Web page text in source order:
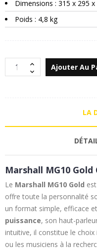
Dimensions : 315 x 295
Poids : 4,8 kg
Ajouter Au
LA
Marshall MG10
Le Marshall MG10 Gold
offre toute la personnalité
un format simple, efficace
puissance, son haut-
intuitive, il constitue le
ou les musiciens à la